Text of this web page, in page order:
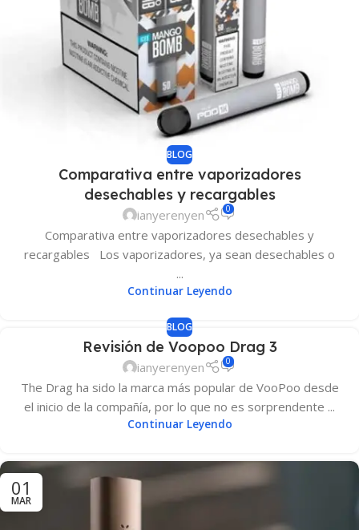
BLOG
Comparativa entre vaporizadores
desechables y recargables
ianyerenyen 0
Comparativa entre vaporizadores desechables y
recargables Los vaporizadores, ya sean desechables o
...
Continuar Leyendo
BLOG
Revisión de Voopoo Drag 3
ianyerenyen 0
The Drag ha sido la marca más popular de VooPoo desde
el inicio de la compañía, por lo que no es sorprendente ...
Continuar Leyendo
01
MAR